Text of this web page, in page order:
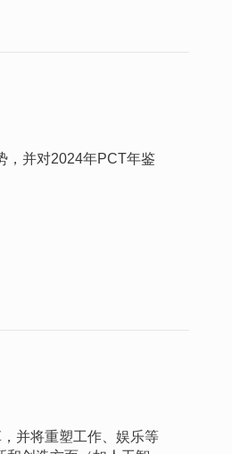
，并对2024年PCT年鉴
并将重塑工作、娱乐等